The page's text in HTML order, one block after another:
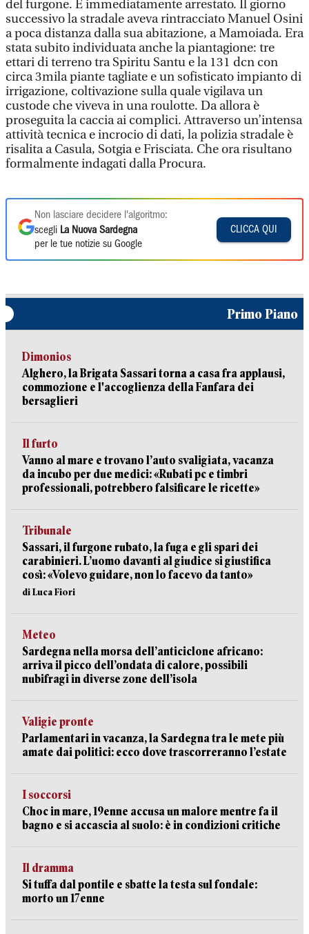
del furgone. E immediatamente arrestato. Il giorno
successivo la stradale aveva rintracciato Manuel Osini
a poca distanza dalla sua abitazione, a Mamoiada. Era
stata subito individuata anche la piantagione: tre
ettari di terreno tra Spiritu Santu e la 131 dcn con
circa 3mila piante tagliate e un sofisticato impianto di
irrigazione, coltivazione sulla quale vigilava un
custode che viveva in una roulotte. Da allora è
proseguita la caccia ai complici. Attraverso un’intensa
attività tecnica e incrocio di dati, la polizia stradale è
risalita a Casula, Sotgia e Frisciata. Che ora risultano
formalmente indagati dalla Procura.
Non lasciare decidere l'algoritmo:
scegli La Nuova Sardegna
per le tue notizie su Google
CLICCA QUI
Primo Piano
Dimonios
Alghero, la Brigata Sassari torna a casa fra applausi,
commozione e l'accoglienza della Fanfara dei
bersaglieri
Il furto
Vanno al mare e trovano l’auto svaligiata, vacanza
da incubo per due medici: «Rubati pc e timbri
professionali, potrebbero falsificare le ricette»
Tribunale
Sassari, il furgone rubato, la fuga e gli spari dei
carabinieri. L’uomo davanti al giudice si giustifica
così: «Volevo guidare, non lo facevo da tanto»
di Luca Fiori
Meteo
Sardegna nella morsa dell’anticiclone africano:
arriva il picco dell’ondata di calore, possibili
nubifragi in diverse zone dell’isola
Valigie pronte
Parlamentari in vacanza, la Sardegna tra le mete più
amate dai politici: ecco dove trascorreranno l’estate
I soccorsi
Choc in mare, 19enne accusa un malore mentre fa il
bagno e si accascia al suolo: è in condizioni critiche
Il dramma
Si tuffa dal pontile e sbatte la testa sul fondale:
morto un 17enne